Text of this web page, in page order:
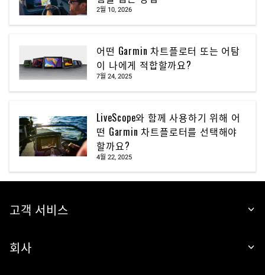
2월 10, 2026
어떤 Garmin 차트플로터 또는 어탐
이 나에게 적합할까요?
7월 24, 2025
LiveScope와 함께 사용하기 위해 어
떤 Garmin 차트플로터를 선택해야
할까요?
4월 22, 2025
고객 서비스
회사